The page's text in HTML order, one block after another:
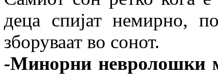
деца спијат немирно,
зборуваат во сонот.
-Минорни невролошки